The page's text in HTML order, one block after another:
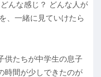
んな感じ？ どんな人が
、一緒に見ていけたら
供たちが中学生の息子
時間が少しできたのが